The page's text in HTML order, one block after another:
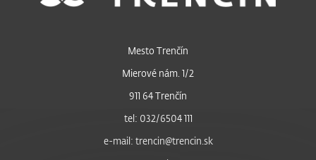
Mesto Trenčín
Mierové nám. 1/2
911 64 Trenčín
tel: 032/6504 111
e-mail: trencin@trencin.sk